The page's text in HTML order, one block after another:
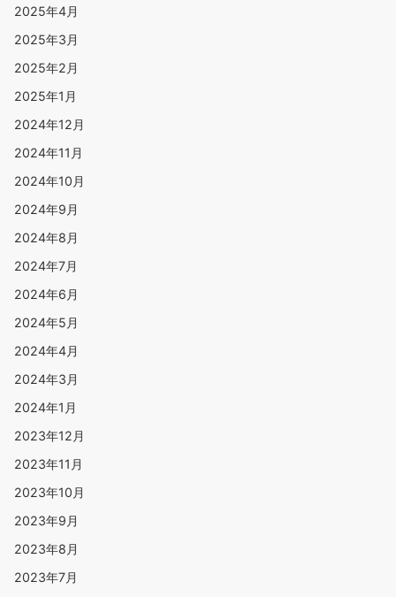
2025年4月
2025年3月
2025年2月
2025年1月
2024年12月
2024年11月
2024年10月
2024年9月
2024年8月
2024年7月
2024年6月
2024年5月
2024年4月
2024年3月
2024年1月
2023年12月
2023年11月
2023年10月
2023年9月
2023年8月
2023年7月